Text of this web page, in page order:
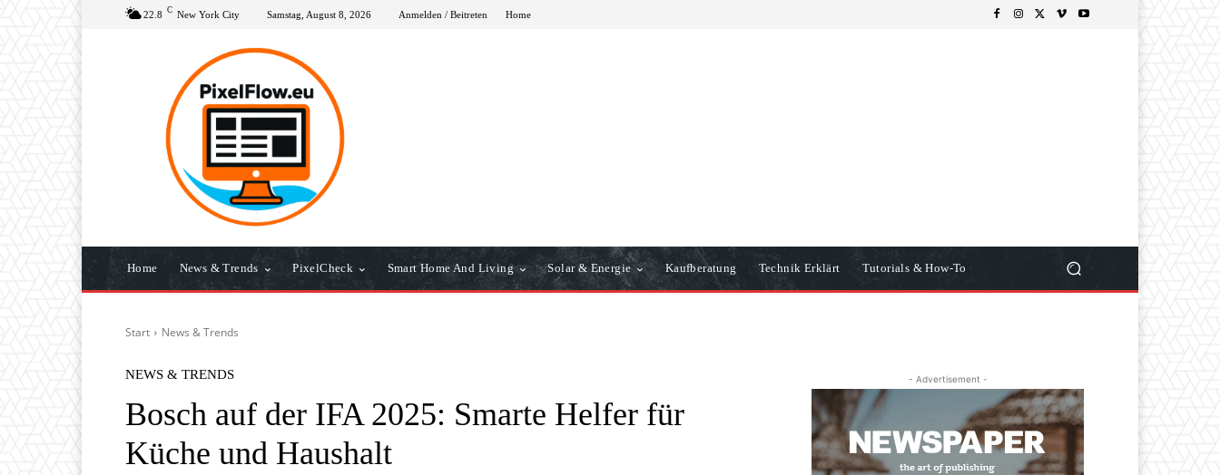
22.8 C New York City Samstag, August 8, 2026 Anmelden / Beitreten Home
Home News & Trends PixelCheck Smart Home And Living Solar & Energie Kaufberatung Technik Erklärt Tutorials & How-To
Start News & Trends
NEWS & TRENDS
Bosch auf der IFA 2025: Smarte Helfer für
Küche und Haushalt
- Advertisement -